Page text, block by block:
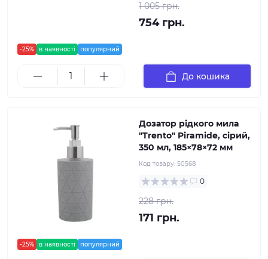
-25% в наявності популярний
1 005 грн.
754 грн.
До кошика
-25% в наявності популярний
Дозатор рідкого мила
"Trento" Piramide, сірий,
350 мл, 185×78×72 мм
Код товару: 50568
0
228 грн.
171 грн.